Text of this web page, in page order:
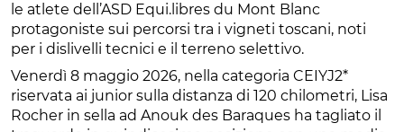
le atlete dell’ASD Equi.libres du Mont Blanc
protagoniste sui percorsi tra i vigneti toscani, noti
per i dislivelli tecnici e il terreno selettivo.
Venerdì 8 maggio 2026, nella categoria CEIYJ2*
riservata ai junior sulla distanza di 120 chilometri, Lisa
Rocher in sella ad Anouk des Baraques ha tagliato il